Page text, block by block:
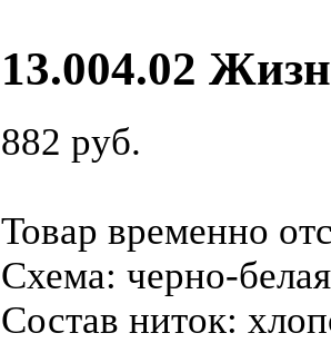
13.004.02
882 руб.
Товар временно
Схема: черно-
Состав ниток: